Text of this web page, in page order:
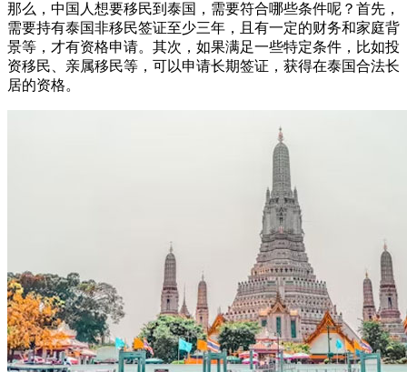
那么，中国人想要移民到泰国，需要符合哪些条件呢？首先，
需要持有泰国非移民签证至少三年，且有一定的财务和家庭背
景等，才有资格申请。其次，如果满足一些特定条件，比如投
资移民、亲属移民等，可以申请长期签证，获得在泰国合法长
居的资格。